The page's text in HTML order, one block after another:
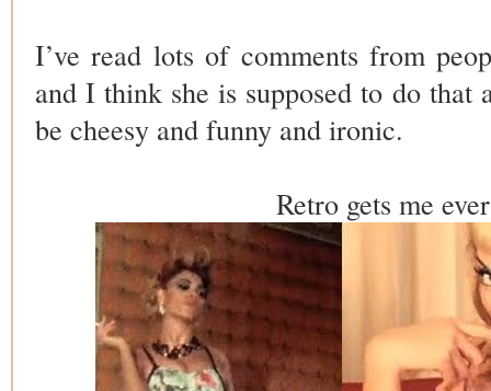
I’ve read lots of comments from
and I think she is supposed to do that
be cheesy and funny and ironic.
Retro gets me